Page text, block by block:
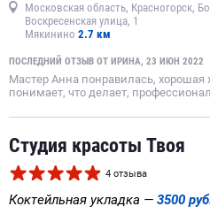
Московская область, Красногорск,
Воскресенская улица, 1
Мякинино 2.7 км
ПОСЛЕДНИЙ ОТЗЫВ ОТ ИРИНА, 23 ИЮН 2022
Мастер Анна понравилась,
понимает, что делает,
Студия красоты Твоя
4 отзыва
Коктейльная укладка — 3500